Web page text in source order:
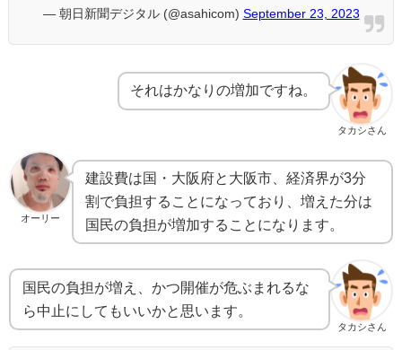
— 朝日新聞デジタル (@asahicom) September 23, 2023
タカシさん
それはかなりの増加ですね。
オーリー
建設費は国・大阪府と大阪市、経済界が3分
割で負担することになっており、増えた分は
国民の負担が増加することになります。
タカシさん
国民の負担が増え、かつ開催が危ぶまれるな
ら中止にしてもいいかと思います。